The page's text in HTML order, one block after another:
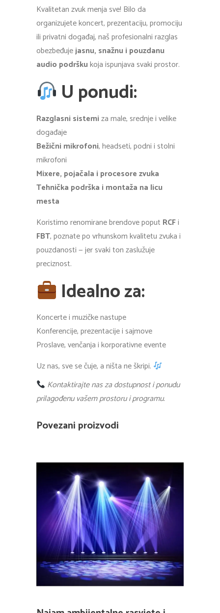
Kvalitetan zvuk menja sve! Bilo da
organizujete koncert, prezentaciju, promociju
ili privatni događaj, naš profesionalni razglas
obezbeđujejasnu, snažnu i pouzdanu
audio podrškukoja ispunjava svaki prostor.
U ponudi:
Razglasni sistemiza male, srednje i velike
događaje
Bežični mikrofoni, headseti, podni i stolni
mikrofoni
Mixere, pojačala i procesore zvuka
Tehnička podrška i montaža na licu
mesta
Koristimo renomirane brendove poput RCFi
FBT, poznate po vrhunskom kvalitetu zvuka i
pouzdanosti — jer svaki ton zaslužuje
preciznost.
Idealno za:
Koncerte i muzičke nastupe
Konferencije, prezentacije i sajmove
Proslave, venčanja i korporativne evente
Uz nas, sve se čuje, a ništa ne škripi.
Kontaktirajte nas za dostupnost i ponudu
prilagođenu vašem prostoru i programu.
Povezani proizvodi